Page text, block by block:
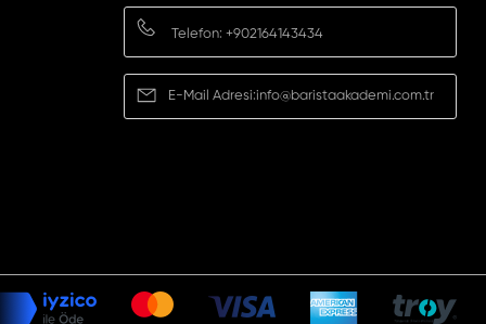
Telefon: +902164143434
E-Mail Adresi:info@baristaakademi.com.tr